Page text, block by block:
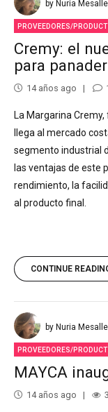
by Nuria
PROVEEDORES/
Cremy: el
para
14 años ago
La Margarina
llega al mercado
segmento industrial
las ventajas de este
rendimiento, la
al producto final.
CONTINUE
by Nuria
PROVEEDORES/
MAYCA
14 años ago